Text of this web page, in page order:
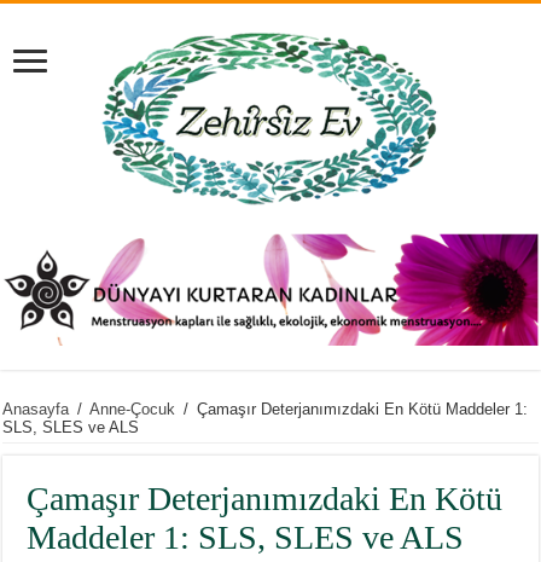
Anasayfa / Anne-Çocuk / Çamaşır Deterjanımızdaki En Kötü Maddeler 1:
SLS, SLES ve ALS
Çamaşır Deterjanımızdaki En Kötü
Maddeler 1: SLS, SLES ve ALS